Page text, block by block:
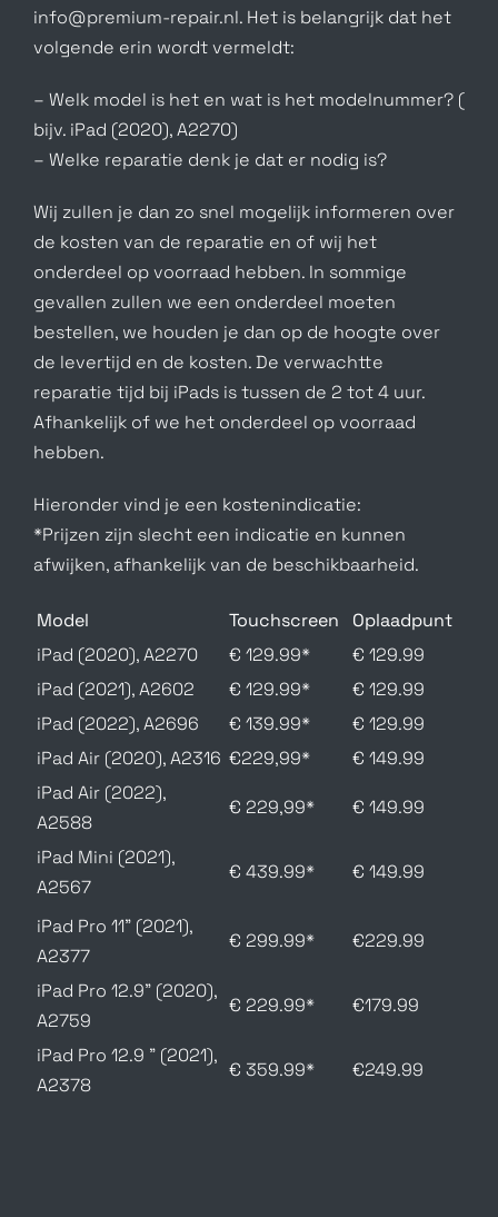
info@premium-repair.nl. Het is belangrijk dat het
volgende erin wordt vermeldt:
– Welk model is het en wat is het modelnummer? (
bijv. iPad (2020), A2270)
– Welke reparatie denk je dat er nodig is?
Wij zullen je dan zo snel mogelijk informeren over
de kosten van de reparatie en of wij het
onderdeel op voorraad hebben. In sommige
gevallen zullen we een onderdeel moeten
bestellen, we houden je dan op de hoogte over
de levertijd en de kosten. De verwachtte
reparatie tijd bij iPads is tussen de 2 tot 4 uur.
Afhankelijk of we het onderdeel op voorraad
hebben.
Hieronder vind je een kostenindicatie:
*Prijzen zijn slecht een indicatie en kunnen
afwijken, afhankelijk van de beschikbaarheid.
Model Touchscreen
Oplaadpunt
iPad (2020), A2270
€ 129.99*
€ 129.99
iPad (2021), A2602
€ 129.99*
€ 129.99
iPad (2022), A2696
€ 139.99*
€ 129.99
iPad Air (2020), A2316 €229,99*
€ 149.99
iPad Air (2022),
A2588
€ 229,99* € 149.99
iPad Mini (2021),
A2567
€ 439.99* € 149.99
iPad Pro 11” (2021),
A2377
€ 299.99* €229.99
iPad Pro 12.9” (2020),
A2759
€ 229.99* €179.99
iPad Pro 12.9 ” (2021),
A2378
€ 359.99* €249.99